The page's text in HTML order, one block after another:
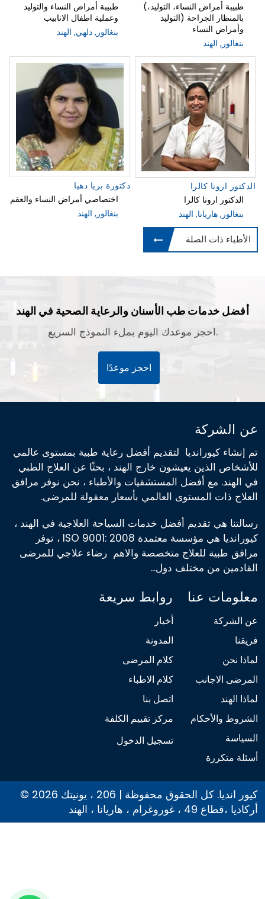
طبيبة أمراض النساء والتوليد
وعملية اطفال الانابيب
بنغالور, دلهي, الهند
(طبيبة أمراض النساء، التوليد،
بالمنظار الجراحة (التوليد
وأمراض النساء
بنغالور, الهند
دكتورة بريا دهيا
اختصاصي أمراض النساء والعقم
بنغالور, الهند
الدكتور ارونا كالرا
الدكتور ارونا كالرا
بنغالور, هاريانا, الهند
الأطباء ذات الصلة
أفضل خدمات طب الأسنان والرعاية الصحية في الهند
احجز موعدك اليوم بملء النموذج السريع.
احجز موعدًا
عن الشركة
تم إنشاء كيورانديا لتقديم أفضل رعاية طبية بمستوى عالمي
للأشخاص الذين يعيشون خارج الهند ، بحثًا عن العلاج الطبي
في الهند. مع أفضل المستشفيات والأطباء ، نحن نوفر مرافق
العلاج ذات المستوى العالمي بأسعار معقولة للمرضى.
رسالتنا هي تقديم أفضل خدمات السياحة العلاجية في الهند ،
كيورانديا هي مؤسسة معتمدة ISO 9001: 2008 ، توفر
مرافق طبية للعلاج متخصصة والاهم رضاء علاجي للمرضى
القادمين من مختلف دول...
معلومات عنا
عن الشركة
فريقنا
لماذا نحن
المرضى الاجانب
لماذا الهند
الشروط والأحكام
السياسة
أسئلة متكررة
روابط سريعة
أخبار
المدونة
كلام المرضى
كلام الاطباء
اتصل بنا
مركز تقييم الكلفة
تسجيل الدخول
© 2026 كيور انديا. كل الحقوق محفوظة | 206 ، يونيتك
أركاديا ،قطاع 49 ، غوروغرام ، هاريانا ، الهند